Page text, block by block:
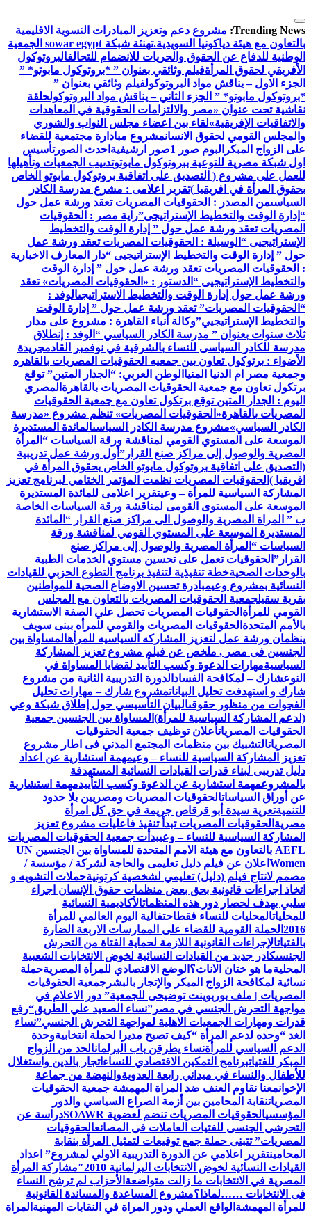
Trending News: مشروع دعم وتعزيز المبادرات النسوية الاقليمية
بالتعاون مع هيئة دياكونيا السويدية.
تهنئة شبكة sowar egypt الجمعية
الوطنية للدفاع عن الحقوق والحريات للانضمام للتحالفالبروتوكول
الأفريقي لحقوق المرأةفيلم وثائقي بعنوان ” *بروتوكول مابوتو* ”
الجزء الاول – يناقش مواد البروتوكولفيلم وثائقي بعنوان ”
*بروتوكول مابوتو* ” الجزء الثاني – يناقش مواد البروتوكولحلقة
نقاشية تحت عنوان «مصر والالتزامات الحقوقية في المعاهدات
والاتفاقيات الإفريقية»لقاء بين اعضاء مجلس النواب والشوري
والمجلس القومي لحقوق الانسانمشروع مبادارة مجتمعية للقضاء
على الزواج المبكر البوم صور 1 صور ارشيفية احدث الصورتأسيس
اول شبكة مصرية للتوعية ببروتوكول مابوتوتدىيب الجمعيات وتأهيلها
للعمل على مشروع ( التصديق على اتفاقية بروتوكول مابوتو الخاص
بحقوق المرأة في افريقيا )تقرير اعلامى : مشرع مدرسة الكادر
السياسىمن المصدر : الحقوقيات المصريات تعقد ورشة عمل حول
“إدارة الوقت والتخطيط الإستراتيجى”راية مصر : الحقوقيات
المصريات تعقد ورشة عمل حول ” إدارة الوقت والتخطيط
الإستراتيجيى “ الوسيلة : الحقوقيات المصريات تعقد ورشة عمل
حول ” إدارة الوقت والتخطيط الإستراتيجيى “دار المعارف الاخبارية
: الحقوقيات المصريات تعقد ورشة عمل حول ” إدارة الوقت
والتخطيط الإستراتيجيى “ الدستور : «الحقوقيات المصريات» تعقد
ورشة عمل حول إدارة الوقت والتخطيط الاستراتيجىالوفد :
“الحقوقيات المصريات” تعقد ورشة عمل حول ” إدارة الوقت
والتخطيط الإستراتيجيي”وكالة أنباء القاهرة : مشروع على مدار
ثلاث سنوات بعنوان ” مدرسة الكادر السياسي “ الوفد : إنطلاق
مدرسة للكادر السياسى للنساء بالشرقية في نوفمبر القادمجريدة
الأضواء : برتوكول تعاون بين جمعيه الحقوقيات المصريات بالقاهره
وجمعية مصر ام الدنيا المنيا الوطن العربي: “الجدار المتين” توقع
برتكول تعاون مع جمعية الحقوقيات المصريات بالقاهرة المصري
اليوم : الجدار المتين توقع برتكول تعاون مع جمعية الحقوقيات
المصريات بالقاهرة«الحقوقيات المصريات» تنظم مشروع «مدرسة
الكادر السياسي»مشروع مدرسة الكادر السياسىالمائدة المستديرة
الموسعة على المستوي القومي لمناقشة ورقة السياسات “المرأة
المصرية والوصول إلى مراكز صنع القرار” أول ورشة عمل تدريبية
(التصديق على اتفاقية بروتوكول مابوتو الخاص بحقوق المرأة في
افريقيا ) الحقوقيات المصريات نظمت المؤتمر الختامي لبرنامج تعزيز
المشاركة السياسية للمرأة – وعيتقرير اعلامى للمائدة المستديرة
الموسعة على المستوى القومى لمناقشة ورقة السياسات الخاصة
ب ” المراة المصرية والوصول الى مراكز صنع القرار “ المائدة
المستديرة الموسعة على المستوي القومي لمناقشة ورقة
السياسات “المرأة المصرية والوصول إلى مراكز صنع
القرار” الحقوقيات تعمل على تحسين مستوي الخدمات الطبية
بالوحدات الصحيةخطة تنفيذية لتنفيذ برنامج التطوع الحزبي للقيادات
النسائية بمشروع وعيمبادرة تحسين الاوضاع الصحية للمواطنين
بقرية سقيلجمعية الحقوقيات المصريات بالتعاون مع المجلس
القومي للمرأة الحقوقيات المصريات تحصل علي الصفة الاستشارية
بالأمم المتحدة الحقوقيات المصريات والقومي للمرأه ببنى سويف
ينظمان ورشة عمل لتعزيز المشاركه السياسيه للمرأهالمساواة بين
الجنسين فى مصر , ملخص عن فيلم مشروع تعزيز المشاركة
السياسيةمهارات الدعوة وكسب التأييد لقضايا المساواة في
النوعشارك – لمكافحة الفساد الدورة التدريبية الثانية من مشروع
شارك و استهدفت تحليل البياناتمشروع شارك – مهارات تحليل
الفجوات من منظور حقوقىالبيان التأسيسي حول إطلاق شبكة وعي
(لدعم المشاركة السياسية للمرأة) المساواة بين الجنسين جمعية
الحقوقيات المصرياتأعلان توظيف جمعية الحقوقيات
المصرياتالتشبيك بين منظمات المجتمع المدني فى اطار مشروع
تعزيز المشاركة السياسية للنساء – وعيمهمة استشارية عن اعداد
دليل تدريبى لبناء قدرات القيادات النسائية المستهدفة
بالمشروعمهمة استشارية عن الدعوة وكسب التأييدمهمة استشارية
عن أوراق السياساتالحقوقيات المصريات ومصريين بلا حدود
للتنميةتعرية سيدة أبو قرقاص جريمة في حق كل امرأة
مصرية الحقوقيات المصريات تبدأ تنفيذ فاعليات مشروع تعزيز
المشاركة السياسية للنساء – وعيبدأت جمعية الحقوقيات المصريات
AEFL بالتعاون مع هيئة الامم المتحدة للمساواة بين الجنسين UN
Women اعلان عن فيلم دليل تعليمى والحاجة لشركة / مؤسسة /
مصمم لانتاج فيلم (دليل) تعليمي لشخصية كرتونيةحملات التشويه و
اتخاذ اجراءات قانونية بحق بعض منظمات حقوق الإنسان اجراء
سلبي يهدف لحصار دور هذه المنظماتالأكاديمية النسائية
للمحلياتالمحليات للنساء فقطاحتفالية اليوم العالمي للمرأة
2016 الحملة القومية للقضاء على الممارسات الاربعة الضارة
بالفتياتالإجراءات القانونية اللازمة لحماية الفتاة من التحرش
الجنسىكادر جديد من القيادات النسائية لخوض الانتخابات الشعبية
المحليةما هو ختان الاناث؟ الوضع الاقتصادي للمرأة المصريةحملة
نسائية لمكافحة الزواج المبكر والإتجار بالبشر جمعية الحقوقيات
المصريات | ملف بوربوينت توضيحى للجمعية” دور الاعلام في
مواجهة التحرش الجنسي في مصر”نساء الصعيد علي الطريق“رفع
قدرات ومهارات الجمعيات الاهلية لمواجهة التحرش الجنسي”نساء
الغد “وحده لدعم المرأة “كيف تصبح مديرا لحملة انتخابيةوحدة
الدعم السياسي للمرأةنساء يطرقن باب البرلمانالحد من الزواج
المبكر للفتياتبرنامج التمكين الاقتصادي للنساء اتجار بالدين واستغلال
للأطفال والنساء في ميداني رابعة العدويةوالنهضة من جماعة
الإخوانمعنا نقاوم العنف ضد المراة المهمشة جمعية الحقوقيات
المصرياتنقابة المحامين بين أزمة الصراع السياسي والدور
المؤسسيالحقوقيات المصريات تنضم لعضوية SOAWR
دراسة عن
التحرشى الجنسى للفتيات العاملات فى المصانعالحقوقيات
المصريات” تتبنى حملة جمع توقيعات لتمثيل المرأة بنقابة
المحامينتقرير اعلامي عن الدورة التدريبية الاولي لمشروع” اعداد
القيادات النسائية لخوض الانتخابات البرلمانية 2010″
مشاركة المرأة
المصرية في الانتخابات ما زالت متواضعة الأحزاب لم ترشح النساء
فى الانتخابات ……لماذا؟مشروع المساعدة والمساندة القانونية
للمرأة المهمشة الواقع العملي ودور المراة في النقابات المهنية المراة